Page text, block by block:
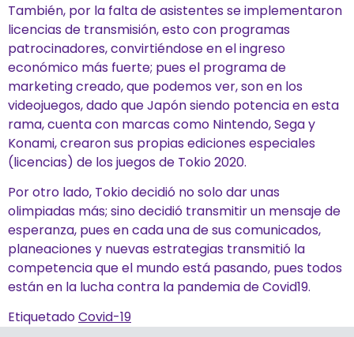
También, por la falta de asistentes se implementaron
licencias de transmisión, esto con programas
patrocinadores, convirtiéndose en el ingreso
económico más fuerte; pues el programa de
marketing creado, que podemos ver, son en los
videojuegos, dado que Japón siendo potencia en esta
rama, cuenta con marcas como Nintendo, Sega y
Konami, crearon sus propias ediciones especiales
(licencias) de los juegos de Tokio 2020.
Por otro lado, Tokio decidió no solo dar unas
olimpiadas más; sino decidió transmitir un mensaje de
esperanza, pues en cada una de sus comunicados,
planeaciones y nuevas estrategias transmitió la
competencia que el mundo está pasando, pues todos
están en la lucha contra la pandemia de Covid19.
EtiquetadoCovid-19